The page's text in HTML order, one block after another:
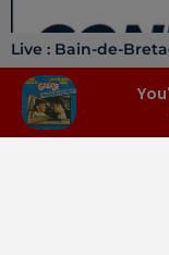
Live : Bain-de-